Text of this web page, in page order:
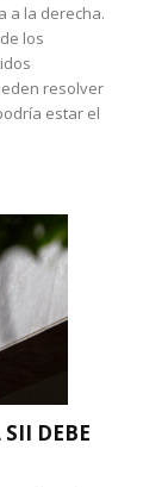
a la derecha.
los
resolver
estar el
DEBE